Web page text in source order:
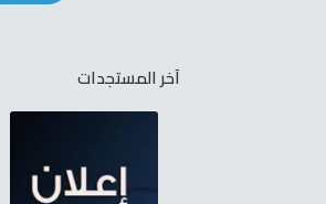
آخر المستجدات